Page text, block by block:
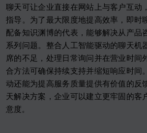
聊天可让企业直接在网站上与客户互动
指导。为了最大限度地提高效率，即时
配备知识渊博的代表，能够解决从产品
系列问题。整合人工智能驱动的聊天机
席的不足，处理日常询问并在营业时间
合方法可确保持续支持并缩短响应时间
动还能为提高服务质量提供有价值的反
天解决方案，企业可以建立更牢固的客
意度。